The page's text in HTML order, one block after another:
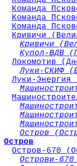
Команда
Команда
Команда
Кривичи
Кривичи
Купол-ВДВ
Локомотив
Луки-СКИФ
Луки-Энергия
Остров
Остров
Остров-670
Острови-